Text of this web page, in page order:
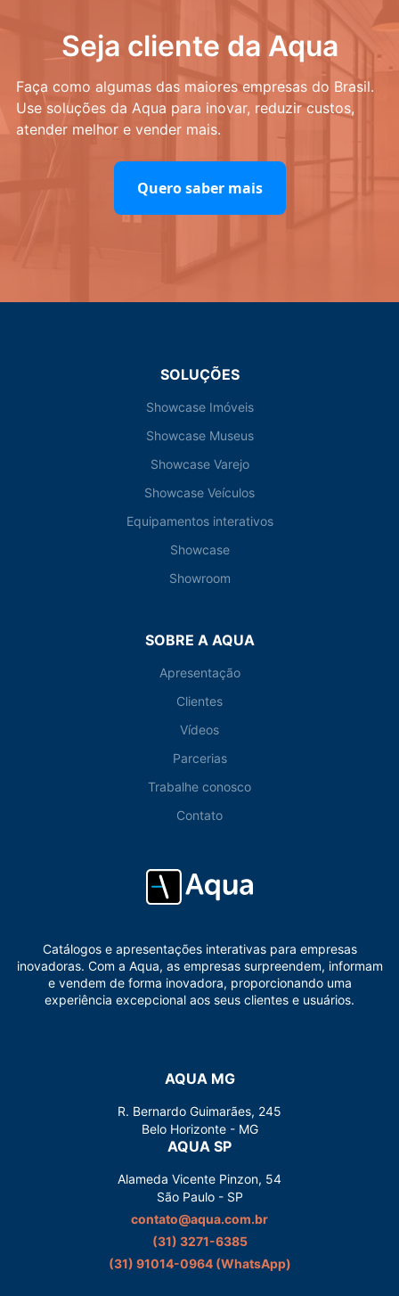
Seja cliente da Aqua
Faça como algumas das maiores empresas do Brasil.
Use soluções da Aqua para inovar, reduzir custos,
atender melhor e vender mais.
Quero saber mais
SOLUÇÕES
Showcase Imóveis
Showcase Museus
Showcase Varejo
Showcase Veículos
Equipamentos interativos
Showcase
Showroom
SOBRE A AQUA
Apresentação
Clientes
Vídeos
Parcerias
Trabalhe conosco
Contato
Catálogos e apresentações interativas para empresas
inovadoras. Com a Aqua, as empresas surpreendem, informam
e vendem de forma inovadora, proporcionando uma
experiência excepcional aos seus clientes e usuários.
AQUA MG
R. Bernardo Guimarães, 245
Belo Horizonte - MG
AQUA SP
Alameda Vicente Pinzon, 54
São Paulo - SP
contato@aqua.com.br
(31) 3271-6385
(31) 91014-0964‬ (WhatsApp)